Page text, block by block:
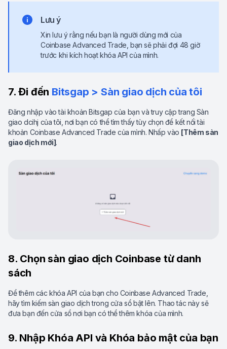
Lưu ý
Xin lưu ý rằng nếu bạn là người dùng mới của
Coinbase Advanced Trade, bạn sẽ phải đợi 48 giờ
trước khi kích hoạt khóa API của mình.
7. Đi đến Bitsgap > Sàn giao dịch của tôi
Đăng nhập vào tài khoản Bitsgap của bạn và truy cập trang Sàn
giao dcihj của tôi, nơi bạn có thể tìm thấy tùy chọn để kết nối tài
khoản Coinbase Advanced Trade của mình. Nhấp vào [Thêm sàn
giao dịch mới].
8. Chọn sàn giao dịch Coinbase từ danh
sách
Để thêm các khóa API của bạn cho Coinbase Advanced Trade,
hãy tìm kiếm sàn giao dịch trong cửa sổ bật lên. Thao tác này sẽ
đưa bạn đến cửa sổ nơi bạn có thể thêm khóa của mình.
9. Nhập Khóa API và Khóa bảo mật của bạn